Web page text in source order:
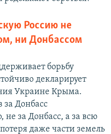
Россию не
ни Донбассом
борьбу
декларирует
Украине Крыма.
за Донбасс
не за Донбасс, а за всю
даже части земель